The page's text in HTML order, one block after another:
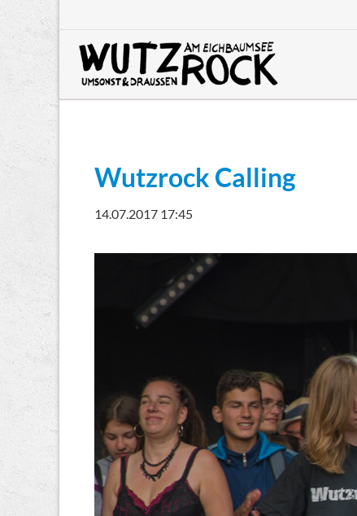
Wutzrock Calling
14.07.2017 17:45